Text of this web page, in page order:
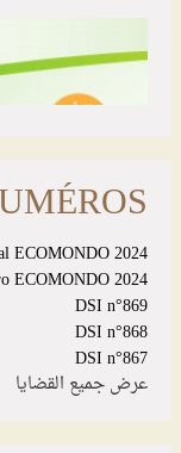
ECOMONDO 2024
ECOMONDO 2024
DSI n°869
DSI n°868
DSI n°867
عرض جميع القضايا